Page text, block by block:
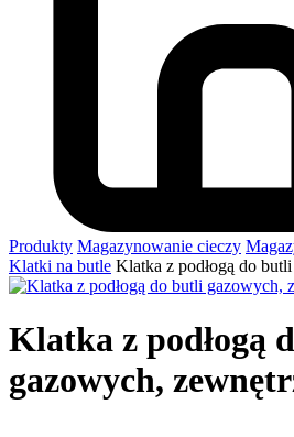
Produkty Magazynowanie cieczy
Klatki na butle Klatka z podłogą do
Klatka z podłogą
gazowych,